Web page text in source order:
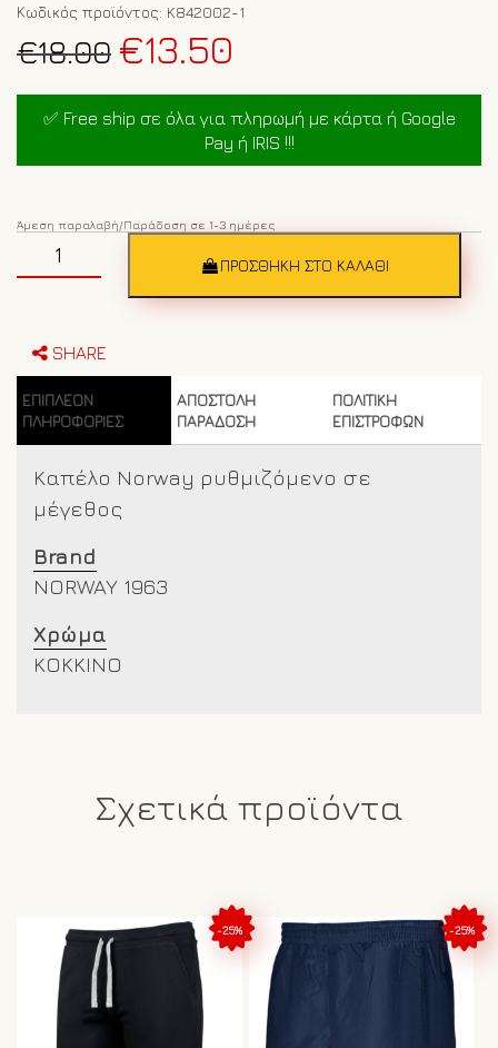
Κωδικός προϊόντος: K842002-1
€18.00 Original
price
was:
€13.50
τιμή
είναι:
€13.50.
✅ Free ship σε όλα για πληρωμή με κάρτα ή Google
Pay ή IRIS !!!
Άμεση παραλαβή/Παράδοση σε 1-3 ημέρες
καπέλο
Norway
Κόκκινο
ΠΡΟΣΘΉΚΗ ΣΤΟ ΚΑΛΆΘΙ
SHARE
ΕΠΙΠΛΈΟΝ
ΠΛΗΡΟΦΟΡΊΕΣ
ΑΠΟΣΤΟΛΗ
ΠΑΡΑΔΟΣΗ
ΠΟΛΙΤΙΚΗ
ΕΠΙΣΤΡΟΦΩΝ
Καπέλο Norway ρυθμιζόμενο σε
μέγεθος
Brand
NORWAY 1963
Χρώμα
ΚΟΚΚΙΝΟ
Σχετικά προϊόντα
-25% -25%